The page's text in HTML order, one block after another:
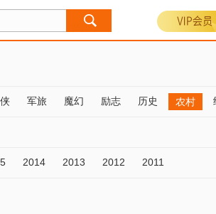
军旅 魔幻 励志 历史 农村
2014 2013 2012 2011